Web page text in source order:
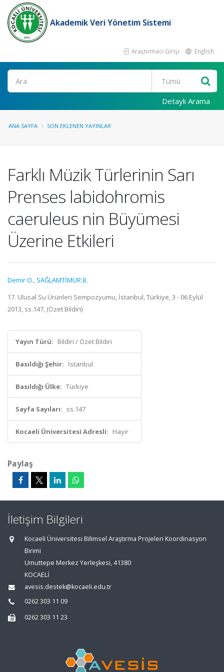
Akademik Veri Yönetim Sistemi
Araştırmacı Girişi English
Ara
Detaylı Arama
ANA SAYFA SON EKLENEN YAYINLAR
Farklı Müzik Türlerinin Sarı
Prenses labidohromis
caeruleus nin Büyümesi
Üzerine Etkileri
Demir O., SAĞLAMTİMUR B.
17. Ulusal Su Ürünleri Sempozyumu, İstanbul, Türkiye, 3 - 06 Eylül
2013, ss.147, (Özet Bildiri)
Yayın Türü: Bildiri / Özet Bildiri
Basıldığı Şehir: İstanbul
Basıldığı Ülke: Türkiye
Sayfa Sayıları: ss.147
Kocaeli Üniversitesi Adresli: Hayır
Paylaş
İletişim Bilgileri
Kocaeli Üniversitesi Bilimsel Araştırma Projeleri Koordinasyon
Birimi
Umuttepe Merkez Yerleşkesi, 41380
KOCAELİ
avesis.destek@kocaeli.edu.tr
0262 303 11 09
0262 303 11 23